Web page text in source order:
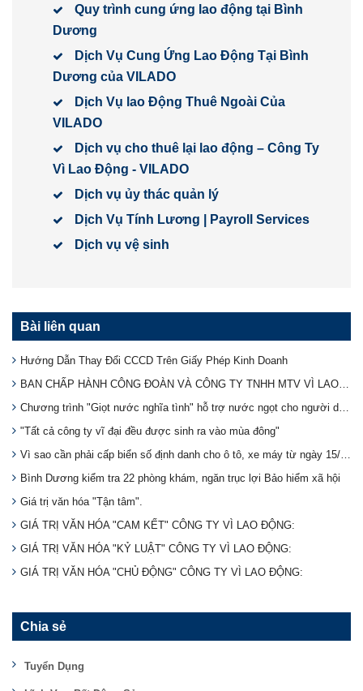
Quy trình cung ứng lao động tại Bình
Dương
Dịch Vụ Cung Ứng Lao Động Tại Bình
Dương của VILADO
Dịch Vụ lao Động Thuê Ngoài Của
VILADO
Dịch vụ cho thuê lại lao động – Công Ty
Vì Lao Động - VILADO
Dịch vụ ủy thác quản lý
Dịch Vụ Tính Lương | Payroll Services
Dịch vụ vệ sinh
Bài liên quan
Hướng Dẫn Thay Đổi CCCD Trên Giấy Phép Kinh Doanh
BAN CHẤP HÀNH CÔNG ĐOÀN VÀ CÔNG TY TNHH MTV VÌ LAO ĐỘNG TẶNG BÁNH TRUNG THU CHO NHÂN VIÊN DỊP TRUNG THU
Chương trình "Giọt nước nghĩa tình" hỗ trợ nước ngọt cho người dân vùng hạn mặn.
"Tất cả công ty vĩ đại đều được sinh ra vào mùa đông"
Vì sao cần phải cấp biển số định danh cho ô tô, xe máy từ ngày 15/8?
Bình Dương kiểm tra 22 phòng khám, ngăn trục lợi Bảo hiểm xã hội
Giá trị văn hóa "Tận tâm".
GIÁ TRỊ VĂN HÓA "CAM KẾT" CÔNG TY VÌ LAO ĐỘNG:
GIÁ TRỊ VĂN HÓA "KỶ LUẬT" CÔNG TY VÌ LAO ĐỘNG:
GIÁ TRỊ VĂN HÓA "CHỦ ĐỘNG" CÔNG TY VÌ LAO ĐỘNG:
Chia sẻ
Tuyển Dụng